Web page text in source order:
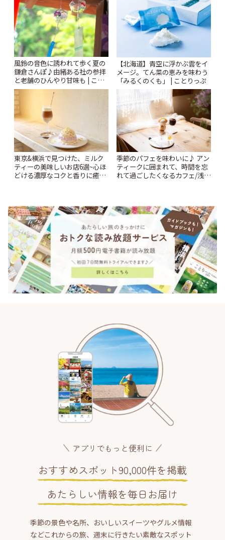
風鈴の音色に誘われて歩く夏の
鎌倉さんぽ♪由緒ある社の参拝
と老舗のひんやり甘味も | こと
りっぷ
【北海道】青空に浮かぶ雲をイ
メージ。てん菜の恵みを味わう
「みるくのくも」 | ことりっぷ
東京&横浜で見つけた、ミルク
ティーの美味しいお店6選~心ほ
どける濃厚なコクと香りに癒や
季節のパフェを味わいに♪ アン
ティークに囲まれて、時間を忘
れて過ごしたくなるカフェ/浅草
アプリでもっと便利に
おすすめスポット90,000件を掲載
あたらしい情報を毎日お届け
季節の景色や名所、おいしいスイーツやグルメ情報
などこれからの旅、週末に行きたい素敵なスポット